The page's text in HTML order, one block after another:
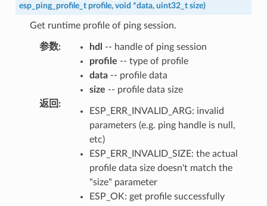
esp_ping_profile_t profile, void *data, uint32_t size)
Get runtime profile of ping session.
参数: hdl
-- handle of ping session
profile -- type of profile
data-- profile data
size -- profile data size
返回 :
ESP_ERR_INVALID_ARG: invalid
parameters (e.g. ping handle is null,
etc)
ESP_ERR_INVALID_SIZE: the actual
profile data size doesn't match the
"size" parameter
ESP_OK: get profile successfully